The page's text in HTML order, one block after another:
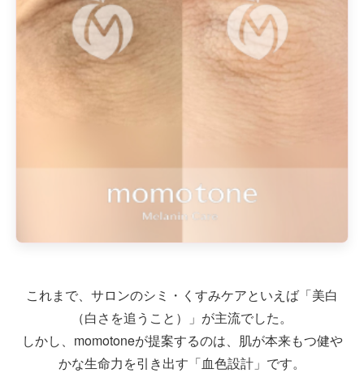
これまで、サロンのシミ・くすみケアといえば「美白
（白さを追うこと）」が主流でした。
しかし、momotoneが提案するのは、肌が本来もつ健や
かな生命力を引き出す「血色設計」です。